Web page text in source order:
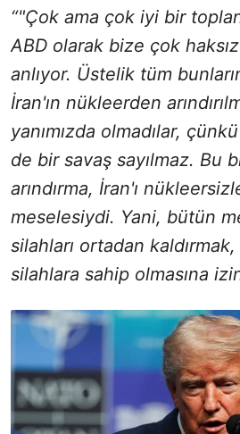
“"Çok ama çok iyi bir
ABD olarak bize çok haksız
anlıyor. Üstelik tüm
İran'ın nükleerden
yanımızda olmadılar,
de bir savaş sayılmaz. Bu
arındırma, İran'ı
meselesiydi. Yani, bütün
silahları ortadan
silahlara sahip olmasına